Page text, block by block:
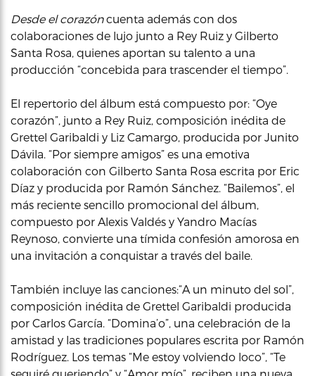
Desde el corazóncuenta además con dos
colaboraciones de lujo junto a Rey Ruiz y Gilberto
Santa Rosa, quienes aportan su talento a una
producción “concebida para trascender el tiempo”.
El repertorio del álbum está compuesto por: “Oye
corazón”, junto a Rey Ruiz, composición inédita de
Grettel Garibaldi y Liz Camargo, producida por Junito
Dávila. “Por siempre amigos” es una emotiva
colaboración con Gilberto Santa Rosa escrita por Eric
Díaz y producida por Ramón Sánchez. “Bailemos”, el
más reciente sencillo promocional del álbum,
compuesto por Alexis Valdés y Yandro Macías
Reynoso, convierte una tímida confesión amorosa en
una invitación a conquistar a través del baile.
También incluye las canciones:“A un minuto del sol”,
composición inédita de Grettel Garibaldi producida
por Carlos García. “Domina’o”, una celebración de la
amistad y las tradiciones populares escrita por Ramón
Rodríguez. Los temas “Me estoy volviendo loco”, “Te
seguiré queriendo” y “Amor mío”, reciben una nueva